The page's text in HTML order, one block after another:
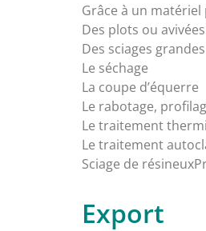
Grâce à un
Des plots ou
Des sciages
Le séchage
La coupe d’équerre
Le rabotage,
Le traitement
Le traitement
Sciage de
Export